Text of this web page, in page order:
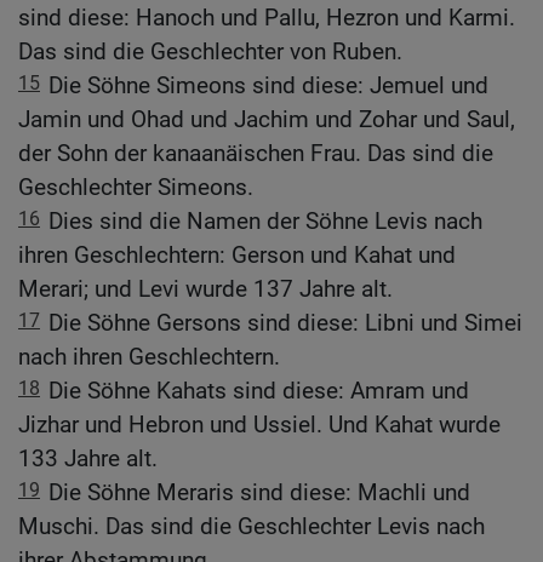
sind diese: Hanoch und Pallu, Hezron und Karmi.
Das sind die Geschlechter von Ruben.
15 Die Söhne Simeons sind diese: Jemuel und
Jamin und Ohad und Jachim und Zohar und Saul,
der Sohn der kanaanäischen Frau. Das sind die
Geschlechter Simeons.
16 Dies sind die Namen der Söhne Levis nach
ihren Geschlechtern: Gerson und Kahat und
Merari; und Levi wurde 137 Jahre alt.
17 Die Söhne Gersons sind diese: Libni und Simei
nach ihren Geschlechtern.
18 Die Söhne Kahats sind diese: Amram und
Jizhar und Hebron und Ussiel. Und Kahat wurde
133 Jahre alt.
19 Die Söhne Meraris sind diese: Machli und
Muschi. Das sind die Geschlechter Levis nach